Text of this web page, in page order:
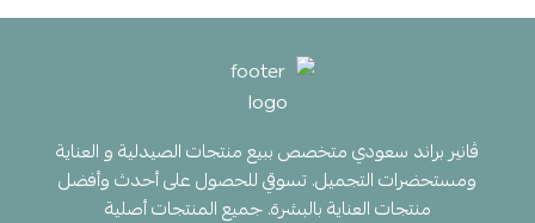
ڤانير براند سعودي متخصص ببيع منتجات الصيدلية و العناية
ومستحضرات التجميل. تسوقي للحصول على أحدث وأفضل
منتجات العناية بالبشرة. جميع المنتجات أصلية